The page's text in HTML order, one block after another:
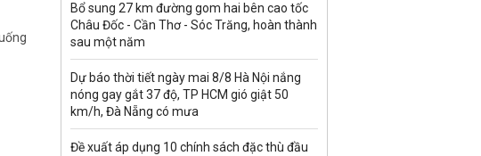
Bổ sung 27 km đường gom hai bên cao tốc
Châu Đốc - Cần Thơ - Sóc Trăng, hoàn thành
sau một năm
Dự báo thời tiết ngày mai 8/8 Hà Nội nắng
nóng gay gắt 37 độ, TP HCM gió giật 50
km/h, Đà Nẵng có mưa
Đề xuất áp dụng 10 chính sách đặc thù đầu